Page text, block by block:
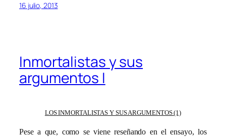
16 julio, 2013
Inmortalistas y sus
argumentos I
LOS INMORTALISTAS Y SUS ARGUMENTOS (1)
Pese a que, como se viene reseñando en el ensayo, los